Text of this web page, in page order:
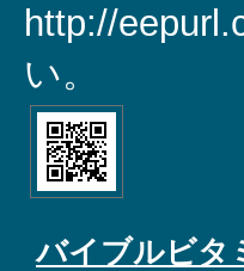
http://
い。
バイブルビタ